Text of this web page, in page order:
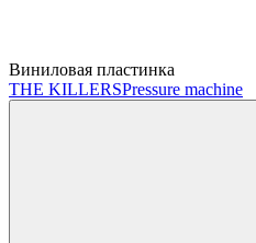
Виниловая пластинка
THE KILLERSPressure machine